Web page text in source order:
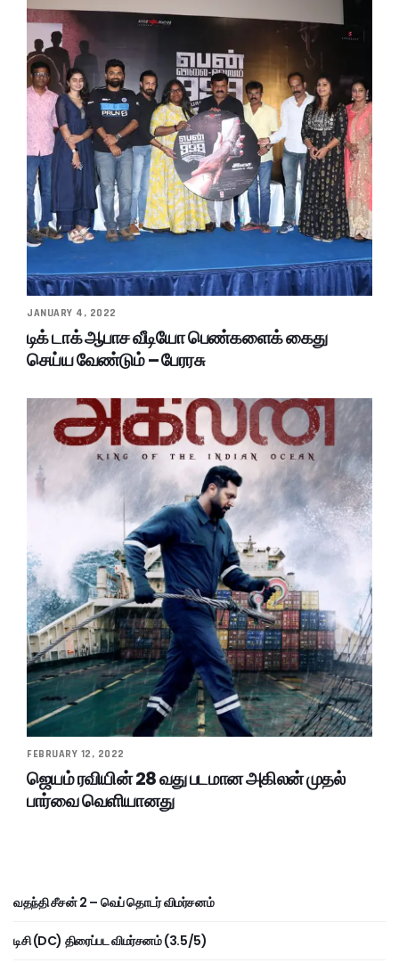
JANUARY 4, 2022
டிக் டாக் ஆபாச வீடியோ பெண்களைக் கைது
செய்ய வேண்டும் – பேரரசு
FEBRUARY 12, 2022
ஜெயம் ரவியின் 28 வது படமான அகிலன் முதல்
பார்வை வெளியானது
வதந்தி சீசன் 2 – வெப் தொடர் விமர்சனம்
டிசி (DC) திரைப்பட விமர்சனம் (3.5/5)